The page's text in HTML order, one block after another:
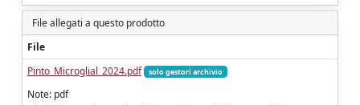
File allegati a questo prodotto
File
Pinto_Microglial_2024.pdf
solo gestori archivio
Note: pdf